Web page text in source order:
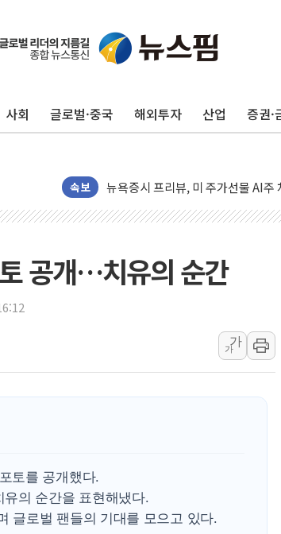
사회 글로벌·중국 해외투자 산업 증권·
속보
뉴욕증시 개장 전 특징주...모더나
김정관 장관 "영업이익 N% 성과
청와대, 북한 단거리 탄도미사일 발
금값 7주 만에 최고…美 고용 둔화·
러, 1인칭시점 드론으로 우크라 민
[베트남 증시] 지수 하락 속 'DGC'
양주 섬유염색공장서 화재 1명 중
김정관 산업부 장관 "주 52시간 손
해군 1함대 창설 80주년…지역과 함
[3보] 북, 원산서 동해로 단거리 탄
구미 폐염산처리업체서 불 2시간30
해군과 함께하는 '불금전파, 송정' 시
공개…치유의 순간
가
가
토를 공개했다.
의 순간을 표현해냈다.
글로벌 팬들의 기대를 모으고 있다.